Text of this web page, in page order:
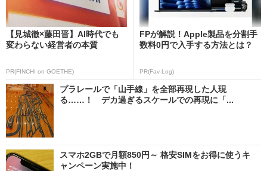
【見城徹×藤田晋】AI時代でも
変わらない経営者の本質
PR(FINCHI on GOETHE)
FPが解説！Apple製品を分割手
数料0円で入手する方法とは？
PR(Fav-Log)
プラレールで「山手線」を全部再現した人現
る……！ デカ過ぎるスケールでの再現に「...
スマホ2GBで月額850円～ 格安SIMをお得に使うキ
ャンペーン実施中！